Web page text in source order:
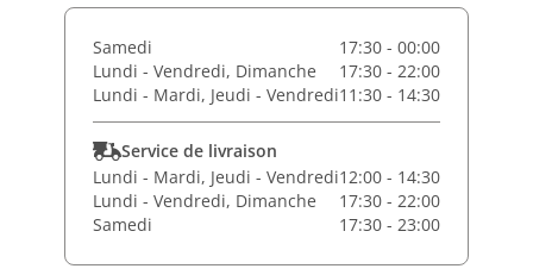
Samedi
17:30 - 00:00
Lundi - Vendredi, Dimanche
17:30 - 22:00
Lundi - Mardi, Jeudi - Vendredi11:30 - 14:30
Service de livraison
Lundi - Mardi, Jeudi - Vendredi12:00 - 14:30
Lundi - Vendredi, Dimanche
17:30 - 22:00
Samedi
17:30 - 23:00